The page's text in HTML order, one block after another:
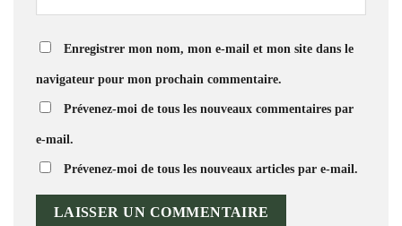
Enregistrer mon nom, mon e-mail et mon site dans le
navigateur pour mon prochain commentaire.
Prévenez-moi de tous les nouveaux commentaires par
e-mail.
Prévenez-moi de tous les nouveaux articles par e-mail.